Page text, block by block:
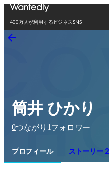
400万人が利用するビジネスSNS
筒井 ひかり
0つながり 1 フォロワー
プロフィール ストーリー 2